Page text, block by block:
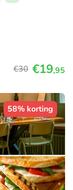
€30 €19,95
58% korting